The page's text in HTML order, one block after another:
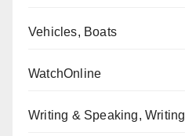
Vehicles, Boats
WatchOnline
Writing & Speaking, Writing